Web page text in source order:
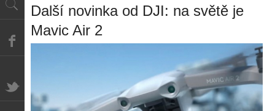
Další novinka od DJI: na světě je
Mavic Air 2